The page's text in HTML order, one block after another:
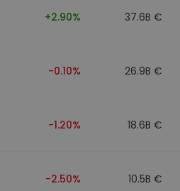
+2.90% 37.6B €
-0.10% 26.9B €
-1.20% 18.6B €
-2.50% 10.5B €